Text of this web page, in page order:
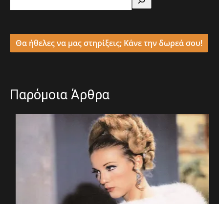
Θα ήθελες να μας στηρίξεις; Κάνε την δωρεά σου!
Παρόμοια Άρθρα